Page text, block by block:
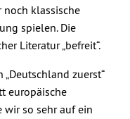
klassische
spielen. Die
Literatur „befreit“.
zuerst“
europäische
wir so sehr auf ein